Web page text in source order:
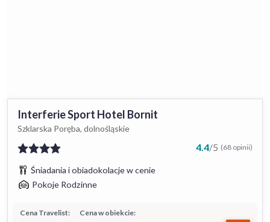
Interferie Sport Hotel Bornit
Szklarska Poręba, dolnośląskie
4.4/5 (68 opinii)
Śniadania i obiadokolacje w cenie
Pokoje Rodzinne
Cena w obiekcie:
Cena Travelist: